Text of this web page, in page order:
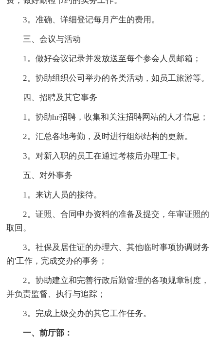
3。准确、详细登记每月产生的费用。
三、会议与活动
1。做好会议记录并发放送至每个参会人员邮箱；
2。协助组织公司举办的各类活动，如员工旅游等。
四、招聘及其它事务
1。协助hr招聘，收集和关注招聘网站的人才信息；
2。汇总各地考勤，及时进行组织结构的更新。
3。对新入职的员工在通过考核后办理工卡。
五、对外事务
1。来访人员的接待。
2。证照、合同申办资料的准备及提交，年审证照的
取回。
3。社保及居住证的办理六、其他临时事项协调财务
的'工作，完成交办的事务；
2。协助建立和完善行政后勤管理的各项规章制度，
并负责监督、执行与追踪；
3。完成上级交办的其它工作任务。
一、前厅部：